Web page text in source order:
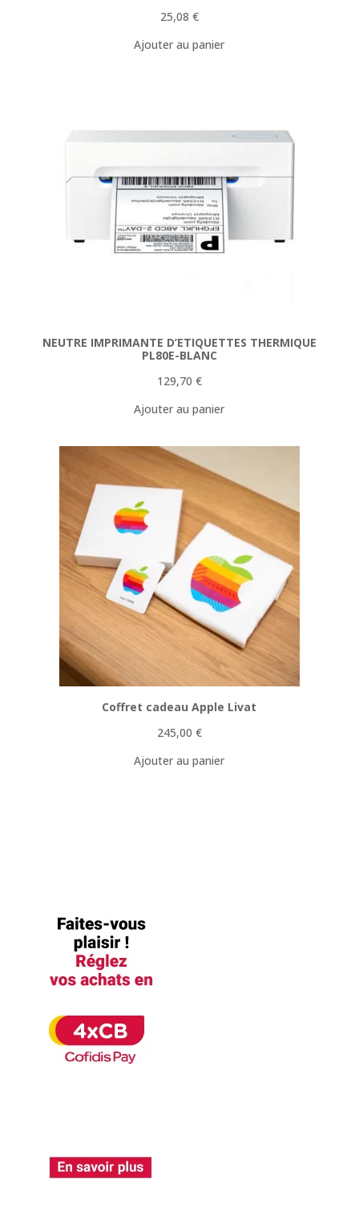
25,08 €
Ajouter au panier
NEUTRE IMPRIMANTE D’ETIQUETTES THERMIQUE
PL80E-BLANC
129,70 €
Ajouter au panier
Coffret cadeau Apple Livat
245,00 €
Ajouter au panier